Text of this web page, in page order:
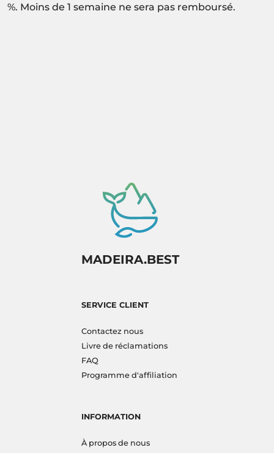
%. Moins de 1 semaine ne sera pas remboursé.
MADEIRA.BEST
SERVICE CLIENT
Contactez nous
Livre de réclamations
FAQ
Programme d'affiliation
INFORMATION
À propos de nous